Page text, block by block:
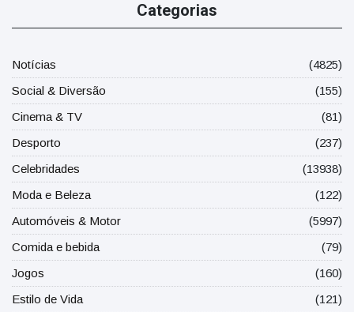
Categorias
Notícias
(4825)
Social & Diversão
(155)
Cinema & TV
(81)
Desporto
(237)
Celebridades
(13938)
Moda e Beleza
(122)
Automóveis & Motor
(5997)
Comida e bebida
(79)
Jogos
(160)
Estilo de Vida
(121)